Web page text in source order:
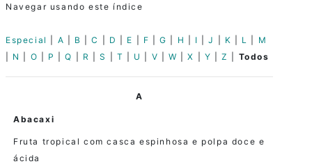
Navegar usando este índice
Especial A B |C D E F |G H I |J K L
M
N O P |Q R |S T U V W |X Y |Z Todos
A
Abacaxi
Fruta tropical com casca espinhosa e polpa doce e
ácida